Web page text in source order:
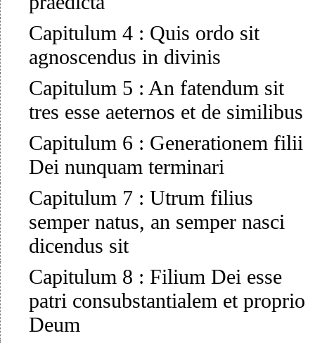
Capitulum 4 : Quis ordo sit
agnoscendus in divinis
Capitulum 5 : An fatendum sit
tres esse aeternos et de similibus
Capitulum 6 : Generationem filii
Dei nunquam terminari
Capitulum 7 : Utrum filius
semper natus, an semper nasci
dicendus sit
Capitulum 8 : Filium Dei esse
patri consubstantialem et proprio
Deum